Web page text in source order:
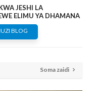
JESHI LA
ELIMU YA DHAMANA
BLOG
Soma zaidi